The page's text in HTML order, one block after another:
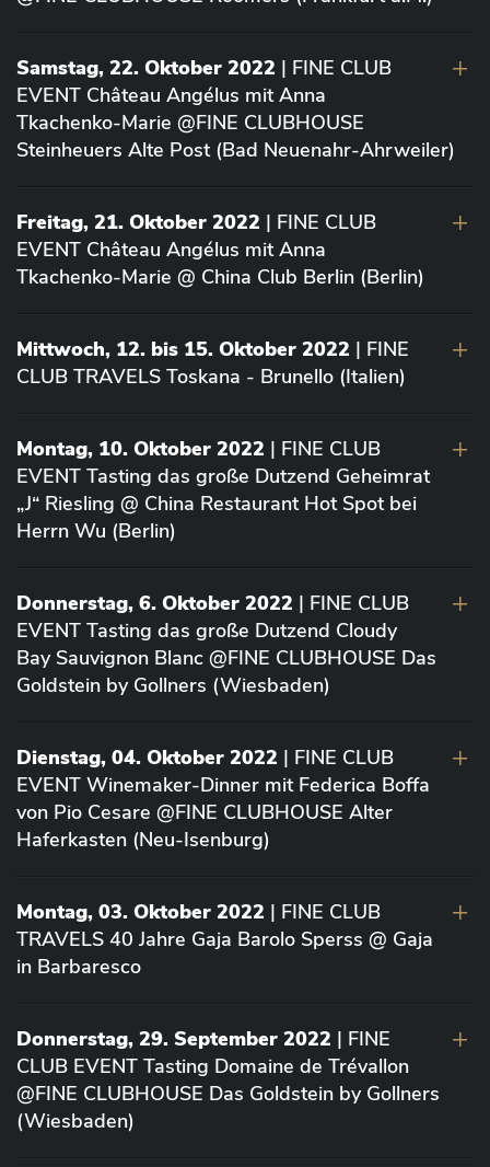
Samstag, 22. Oktober 2022 | FINE CLUB
EVENT Château Angélus mit Anna
Tkachenko-Marie @FINE CLUBHOUSE
Steinheuers Alte Post (Bad Neuenahr-Ahrweiler)
Freitag, 21. Oktober 2022 | FINE CLUB
EVENT Château Angélus mit Anna
Tkachenko-Marie @ China Club Berlin (Berlin)
Mittwoch, 12. bis 15. Oktober 2022 | FINE
CLUB TRAVELS Toskana - Brunello (Italien)
Montag, 10. Oktober 2022 | FINE CLUB
EVENT Tasting das große Dutzend Geheimrat
„J“ Riesling @ China Restaurant Hot Spot bei
Herrn Wu (Berlin)
Donnerstag, 6. Oktober 2022 | FINE CLUB
EVENT Tasting das große Dutzend Cloudy
Bay Sauvignon Blanc @FINE CLUBHOUSE Das
Goldstein by Gollners (Wiesbaden)
Dienstag, 04. Oktober 2022 | FINE CLUB
EVENT Winemaker-Dinner mit Federica Boffa
von Pio Cesare @FINE CLUBHOUSE Alter
Haferkasten (Neu-Isenburg)
Montag, 03. Oktober 2022 | FINE CLUB
TRAVELS 40 Jahre Gaja Barolo Sperss @ Gaja
in Barbaresco
Donnerstag, 29. September 2022 | FINE
CLUB EVENT Tasting Domaine de Trévallon
@FINE CLUBHOUSE Das Goldstein by Gollners
(Wiesbaden)